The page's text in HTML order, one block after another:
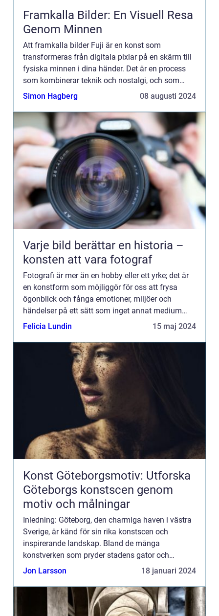
Framkalla Bilder: En Visuell Resa
Genom Minnen
Att framkalla bilder Fuji är en konst som
transformeras från digitala pixlar på en skärm till
fysiska minnen i dina händer. Det är en process
som kombinerar teknik och nostalgi, och som
återupplivar känslan ...
Simon Hagberg 08 augusti 2024
Varje bild berättar en historia –
konsten att vara fotograf
Fotografi är mer än en hobby eller ett yrke; det är
en konstform som möjliggör för oss att frysa
ögonblick och fånga emotioner, miljöer och
händelser på ett sätt som inget annat medium
kan. En skicklig fotograf har förmågan att berätta
Felicia Lundin 15 maj 2024
Konst Göteborgsmotiv: Utforska
Göteborgs konstscen genom
motiv och målningar
Inledning: Göteborg, den charmiga haven i västra
Sverige, är känd för sin rika konstscen och
inspirerande landskap. Bland de många
konstverken som pryder stadens gator och
gallerier finns en speciell genre som är unik för
Jon Larsson 18 januari 2024